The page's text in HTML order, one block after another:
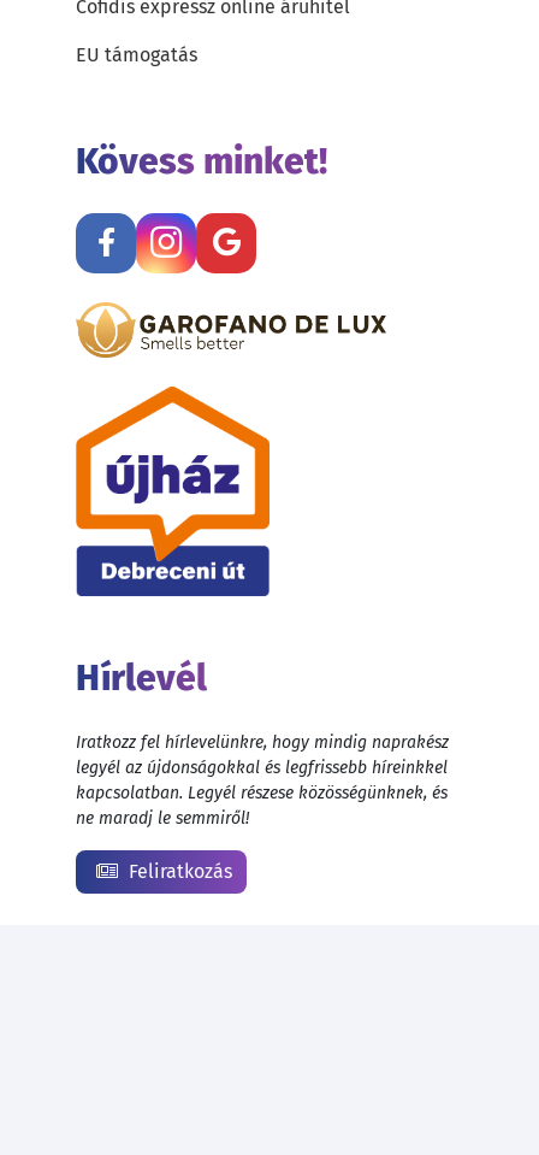
Cofidis expressz online áruhitel
EU támogatás
Kövess minket!
Hírlevél
Iratkozz fel hírlevelünkre, hogy mindig naprakész
legyél az újdonságokkal és legfrissebb híreinkkel
kapcsolatban. Legyél részese közösségünknek, és
ne maradj le semmiről!
Feliratkozás